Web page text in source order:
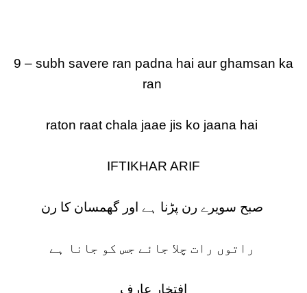
9 – subh savere ran padna hai aur ghamsan ka
ran
raton raat chala jaae jis ko jaana hai
IFTIKHAR ARIF
افتخار عارف